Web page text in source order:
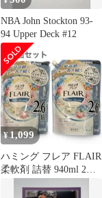
NBA John Stockton 93-
94 Upper Deck #12
¥1,099
ハミング フレア FLAIR
柔軟剤 詰替 940ml 2個